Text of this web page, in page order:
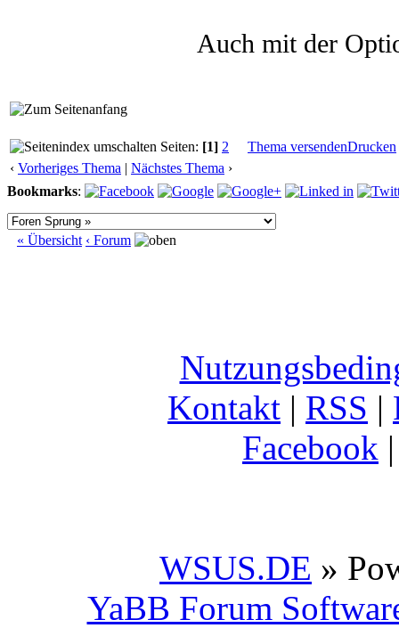
Auch mit der
Seiten: [1] 2 Thema versendenDrucken
‹ Vorheriges Thema | Nächstes Thema ›
Bookmarks:
« Übersicht ‹ Forum
Kontakt | RSS |
Facebook
WSUS.DE »
YaBB Forum